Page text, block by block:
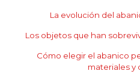
La evolución del
Los objetos que han
Cómo elegir el abanico
materiales y